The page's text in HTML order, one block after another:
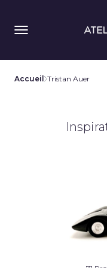
Accueil Tristan Auer